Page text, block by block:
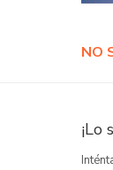
NO
¡Lo